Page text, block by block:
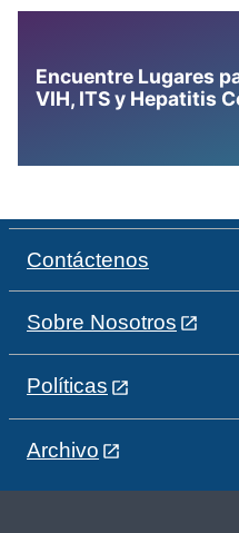
Encuentre Lugares
VIH, ITS y Hepatitis
Contáctenos
Sobre Nosotros
Políticas
Archivo